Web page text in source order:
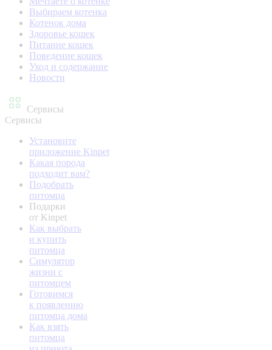
Выбираем котенка
Котенок дома
Здоровье кошек
Питание кошек
Поведение кошек
Уход и содержание
Новости
Сервисы
Сервисы
Установите
приложение Kinpet
Какая порода
подходит вам?
Подобрать
питомца
Подарки
от Kinpet
Как выбрать
и купить
питомца
Симулятор
жизни с
питомцем
Готовимся
к появлению
питомца дома
Как взять
питомца